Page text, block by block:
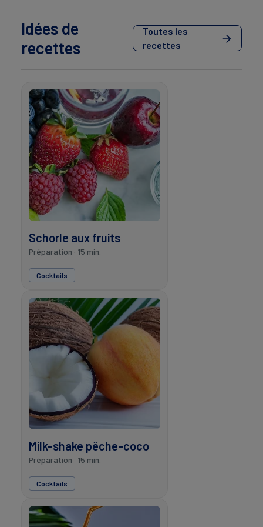
Idées de
recettes
Toutes les
recettes
Schorle aux fruits
Préparation · 15 min.
Cocktails
Milk-shake pêche-coco
Préparation · 15 min.
Cocktails